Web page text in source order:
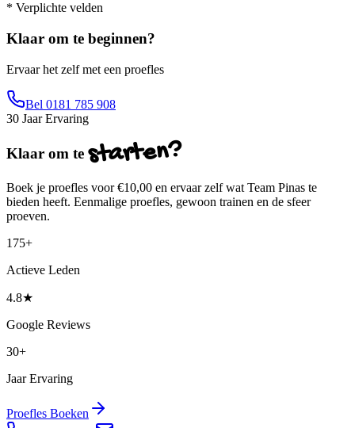
* Verplichte velden
Klaar om te beginnen?
Ervaar het zelf met een proefles
Bel 0181 785 908
30 Jaar Ervaring
Klaar om te starten?
Boek je proefles voor€10,00 en ervaar zelf wat Team Pinas te
bieden heeft. Eenmalige proefles, gewoon trainen en de sfeer
proeven.
175+
Actieve Leden
4.8★
Google Reviews
30+
Jaar Ervaring
Proefles Boeken